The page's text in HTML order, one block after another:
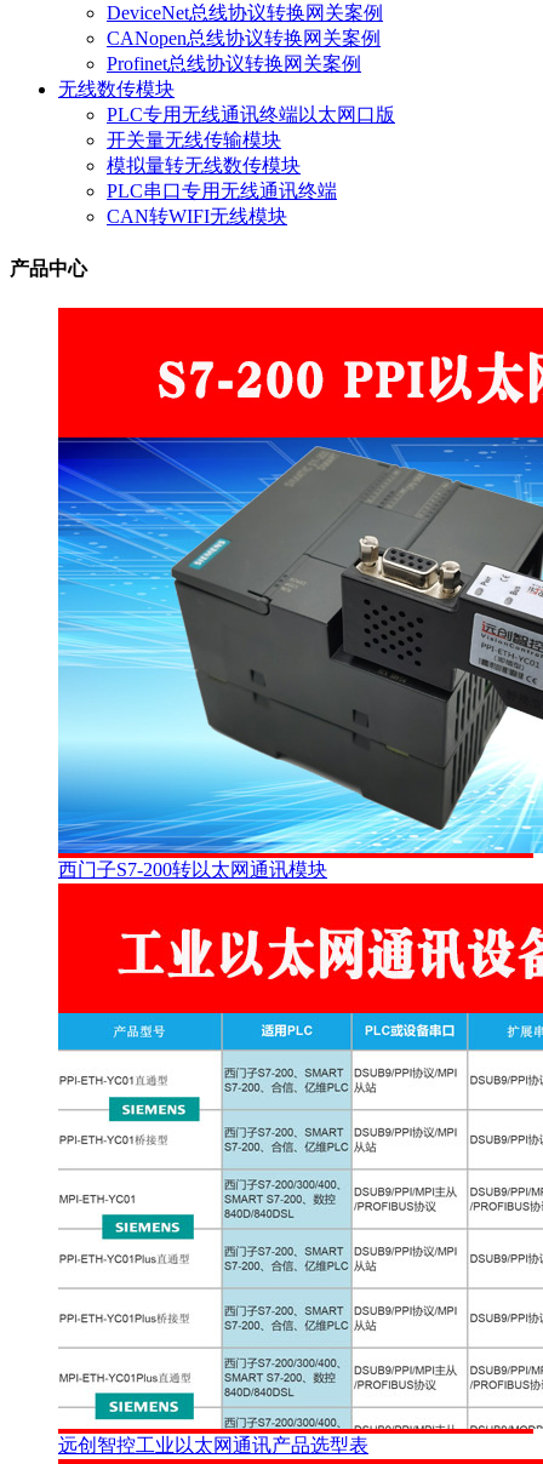
DeviceNet总线协议转换网关案例
CANopen总线协议转换网关案例
Profinet总线协议转换网关案例
无线数传模块
PLC专用无线通讯终端以太网口版
开关量无线传输模块
模拟量转无线数传模块
PLC串口专用无线通讯终端
CAN转WIFI无线模块
产品中心
西门子S7-200转以太网通讯模块
远创智控工业以太网通讯产品选型表